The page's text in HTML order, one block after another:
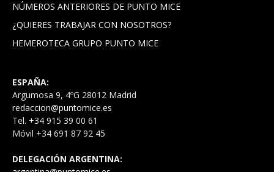
NÚMEROS ANTERIORES DE PUNTO MICE
¿QUIERES TRABAJAR CON NOSOTROS?
HEMEROTECA GRUPO PUNTO MICE
ESPAÑA:
Argumosa 9, 4ºG 28012 Madrid
redaccion@puntomice.es
Tel. +34 915 39 00 61
Móvil +34 691 87 92 45
DELEGACIÓN ARGENTINA: